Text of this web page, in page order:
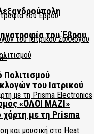
του Ιατρικού
«ΟΛΟΙ ΜΑΖΙ»
του Έβρου
χάρτη με τη Prisma